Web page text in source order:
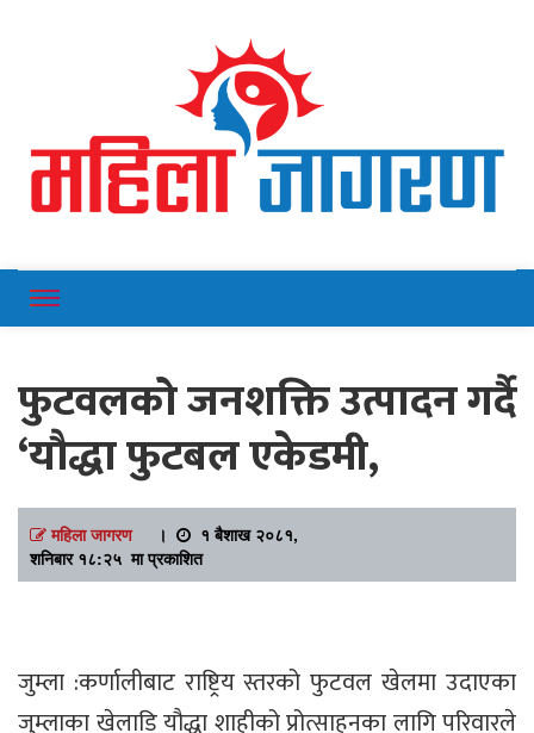
Mahilajagaran
फुटवलको जनशक्ति उत्पादन गर्दै
‘यौद्धा फुटबल एकेडमी,
महिला जागरण।
१ बैशाख २०८१,
शनिबार १८:२५ मा प्रकाशित
जुम्ला :कर्णालीबाट राष्ट्रिय स्तरको फुटवल खेलमा उदाएका
जुम्लाका खेलाडि यौद्धा शाहीको प्रोत्साहनका लागि परिवारले